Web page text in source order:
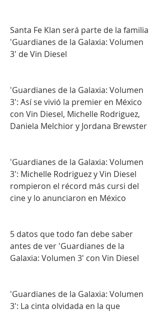
Santa Fe Klan será parte de la familia
'Guardianes de la Galaxia: Volumen
3' de Vin Diesel
'Guardianes de la Galaxia: Volumen
3': Así se vivió la premier en México
con Vin Diesel, Michelle Rodriguez,
Daniela Melchior y Jordana Brewster
'Guardianes de la Galaxia: Volumen
3': Michelle Rodriguez y Vin Diesel
rompieron el récord más cursi del
cine y lo anunciaron en México
5 datos que todo fan debe saber
antes de ver 'Guardianes de la
Galaxia: Volumen 3' con Vin Diesel
'Guardianes de la Galaxia: Volumen
3': La cinta olvidada en la que